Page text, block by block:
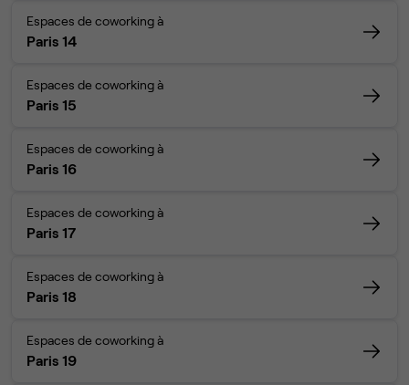
Espaces de coworking à
Paris 14
Espaces de coworking à
Paris 15
Espaces de coworking à
Paris 16
Espaces de coworking à
Paris 17
Espaces de coworking à
Paris 18
Espaces de coworking à
Paris 19